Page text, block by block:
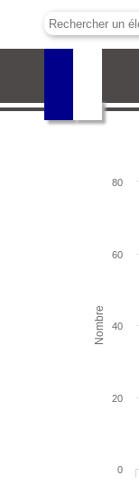
Nombre
0
20
40
60
80